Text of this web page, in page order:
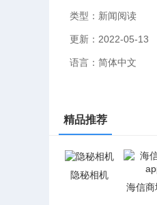
类型：新闻阅读
更新：2022-05-13
语言：简体中文
精品推荐
隐秘相机
海信